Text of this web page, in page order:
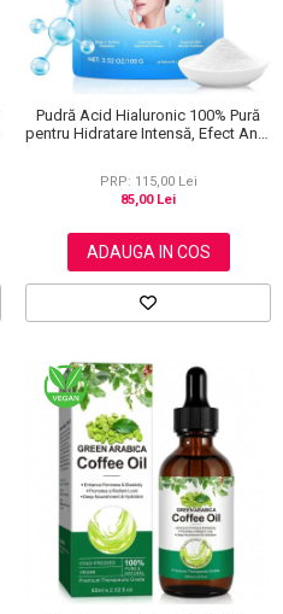
Pudră Acid Hialuronic 100% Pură
pentru Hidratare Intensă, Efect Anti-
PRP: 115,00 Lei
85,00 Lei
ADAUGA IN COS